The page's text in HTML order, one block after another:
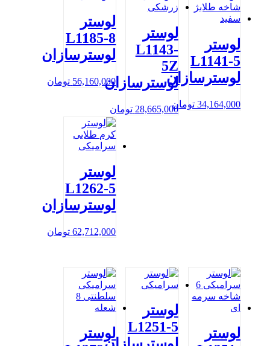
لوستر
L1141-5
لوسترسازان
34,164,000 تومان
لوستر
L1143-
5Z
لوسترسازان
28,665,000 تومان
لوستر
L1185-8
لوسترسازان
56,160,000 تومان
لوستر
L1262-5
لوسترسازان
62,712,000 تومان
لوستر
لوستر
L1251-5
لوستر